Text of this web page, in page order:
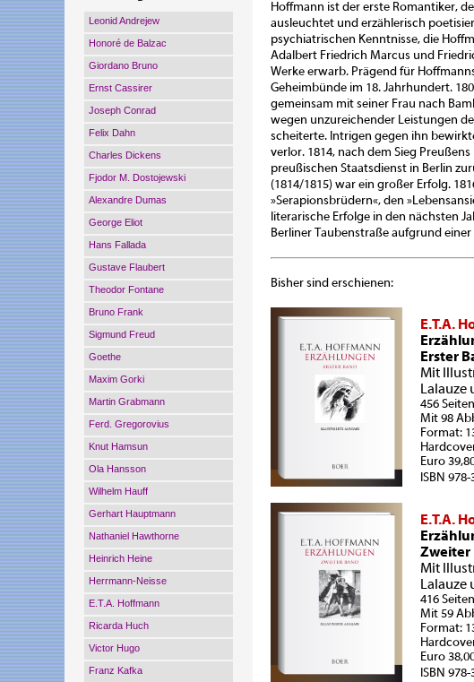
Leonid Andrejew
Honoré de Balzac
Giordano Bruno
Ernst Cassirer
Joseph Conrad
Felix Dahn
Charles Dickens
Fjodor M. Dostojewski
Alexandre Dumas
George Eliot
Hans Fallada
Gustave Flaubert
Theodor Fontane
Bruno Frank
Sigmund Freud
Goethe
Maxim Gorki
Martin Grabmann
Ferd. Gregorovius
Knut Hamsun
Ola Hansson
Wilhelm Hauff
Gerhart Hauptmann
Nathaniel Hawthorne
Heinrich Heine
Herrmann-Neisse
E.T.A. Hoffmann
Ricarda Huch
Victor Hugo
Franz Kafka
Hoffmann ist der erste Romantiker,
ausleuchtet und erzählerisch
psychiatrischen Kenntnisse, die
Adalbert Friedrich Marcus und
Werke erwarb. Prägend für
Geheimbünde im 18. Jahrhundert.
gemeinsam mit seiner Frau nach
wegen unzureichender Leistungen
scheiterte. Intrigen gegen ihn
verlor. 1814, nach dem Sieg
preußischen Staatsdienst in Berlin
(1814/1815) war ein großer Erfolg.
»Serapionsbrüdern«, den
literarische Erfolge in den nächsten
Berliner Taubenstraße aufgrund
Bisher sind erschienen:
E.T.A.
Erster
Mit
Lalauze
456 Seiten
Mit 98
Format:
Euro
ISBN
E.T.A.
Zweiter
Mit
Lalauze
416 Seiten
Mit 59
Format:
Euro
ISBN